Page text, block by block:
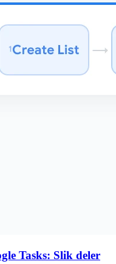
Tasks: Slik deler